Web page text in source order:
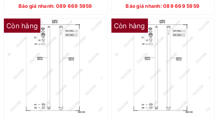
Báo giá nhanh: 089 669 5959 Báo giá nhanh: 089 669 5959
Còn hàng Còn hàng